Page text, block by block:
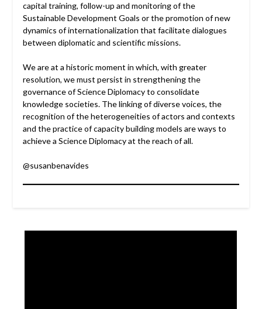
capital training, follow-up and monitoring of the
Sustainable Development Goals or the promotion of new
dynamics of internationalization that facilitate dialogues
between diplomatic and scientific missions.
We are at a historic moment in which, with greater
resolution, we must persist in strengthening the
governance of Science Diplomacy to consolidate
knowledge societies. The linking of diverse voices, the
recognition of the heterogeneities of actors and contexts
and the practice of capacity building models are ways to
achieve a Science Diplomacy at the reach of all.
@susanbenavides